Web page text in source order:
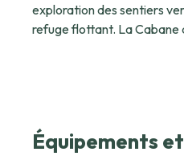
exploration des sentiers
refuge flottant. La Cabane du Lac est bien plus qu’un hébergement insolite en Dordogne. C’est une invitation
Équipements